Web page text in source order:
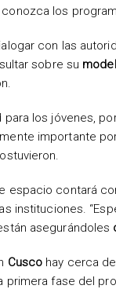
los
con las
sobre su
para los jóvenes,
importante
espacio contará
instituciones.
asegurándoles
Cusco hay cerca
primera fase del